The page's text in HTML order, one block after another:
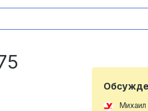
бункеров для
Михаил